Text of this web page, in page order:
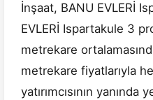
İnşaat, BANU EVLERİ
EVLERİ Ispartakule 3
metrekare
metrekare fiyatlarıyla
yatırımcısının yanında